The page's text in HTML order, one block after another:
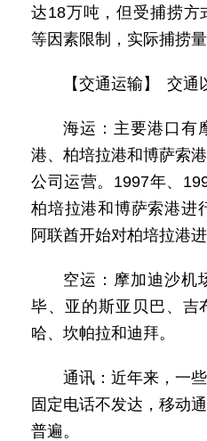
达18万吨，但受捕捞方
等因素限制，实际捕捞量
【交通运输】 交通
海运：主要港口有
港、柏培拉港和博萨索
公司运营。1997年、
柏培拉港和博萨索港进
阿联酋开始对柏培拉港进
空运：摩加迪沙机
毕、亚的斯亚贝巴、吉
哈、坎帕拉和迪拜。
通讯：近年来，一
固定电话不发达，移动
普遍。